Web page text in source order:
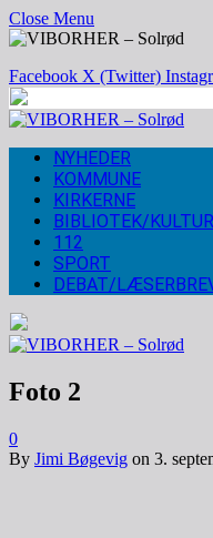
Close Menu
Facebook X (Twitter)
NYHEDER
KOMMUNE
KIRKERNE
BIBLIOTEK/
112
SPORT
DEBAT/
Foto 2
0
By Jimi Bøgevig on 3.